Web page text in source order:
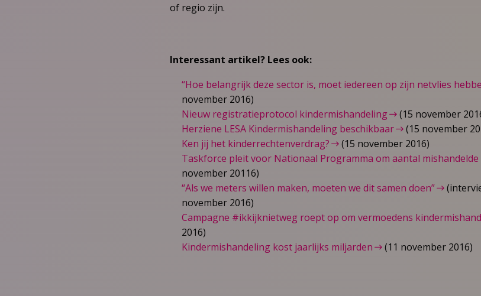
of regio zijn.
Interessant artikel? Lees ook:
“Hoe belangrijk deze sector is, moet iedereen op zijn netvlies
november 2016)
Nieuw registratieprotocol kindermishandeling
(15 november
Herziene LESA Kindermishandeling beschikbaar
(15 november
Ken jij het kinderrechtenverdrag?
(15 november 2016)
Taskforce pleit voor Nationaal Programma om aantal
november 20116)
“Als we meters willen maken, moeten we dit samen doen”
november 2016)
Campagne #ikkijknietweg roept op om vermoedens
2016)
Kindermishandeling kost jaarlijks miljarden
(11 november 2016)